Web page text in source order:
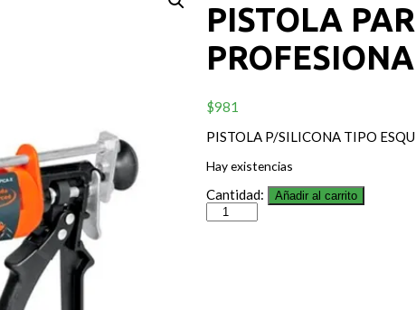
PISTOLA
$981
PISTOLA P/SILICONA TIPO
Hay existencias
Cantidad: Añadir al carrito